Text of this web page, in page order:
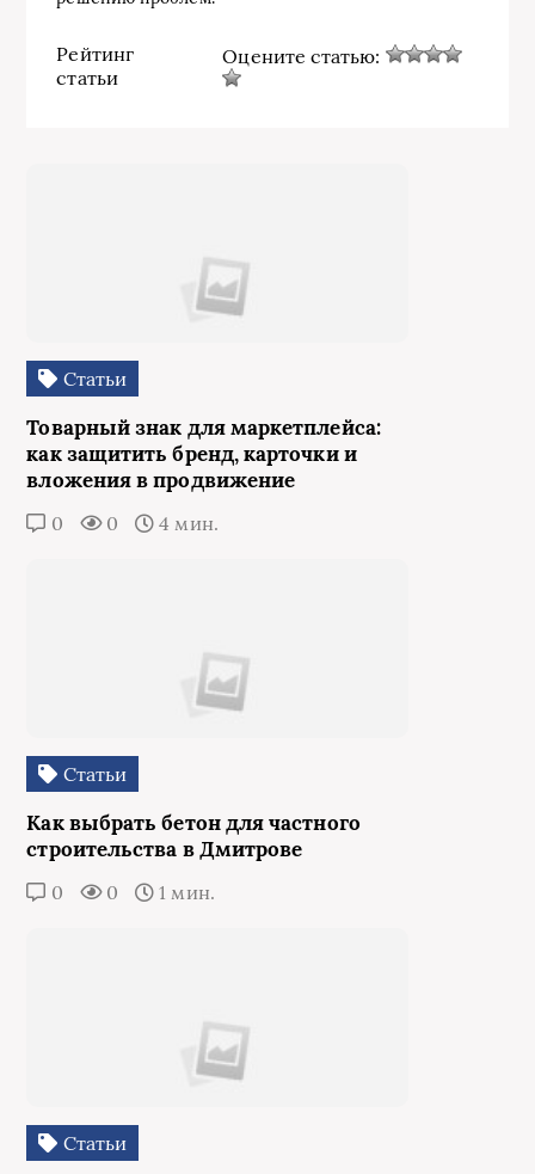
Рейтинг
статьи
Оцените статью:
Статьи
Товарный знак для маркетплейса:
как защитить бренд, карточки и
вложения в продвижение
0 0 4 мин.
Статьи
Как выбрать бетон для частного
строительства в Дмитрове
0 0 1 мин.
Статьи